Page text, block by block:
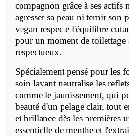
compagnon grâce à ses actifs
agresser sa peau ni ternir son
vegan respecte l'équilibre
pour un moment de toilettage
respectueux.
Spécialement pensé pour les
soin lavant neutralise les
comme le jaunissement, qui
beauté d'un pelage clair, tout
et brillance dès les premières
essentielle de menthe et